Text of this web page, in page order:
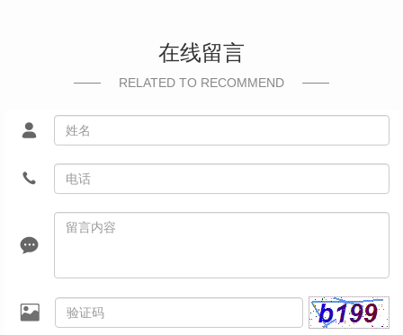
在线留言
RELATED TO RECOMMEND